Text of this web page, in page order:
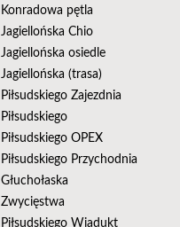
Konradowa pętla
Jagiellońska Chio
Jagiellońska osiedle
Jagiellońska (trasa)
Piłsudskiego Zajezdnia
Piłsudskiego
Piłsudskiego OPEX
Piłsudskiego Przychodnia
Głuchołaska
Zwycięstwa
Piłsudskiego Wiadukt